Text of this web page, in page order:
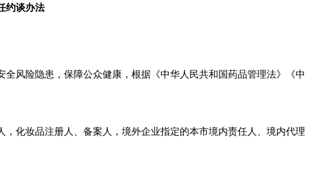
约谈办法
风险隐患，保障公众健康，根据《中华人民共和国药品管理法》《中
化妆品注册人、备案人，境外企业指定的本市境内责任人、境内代理